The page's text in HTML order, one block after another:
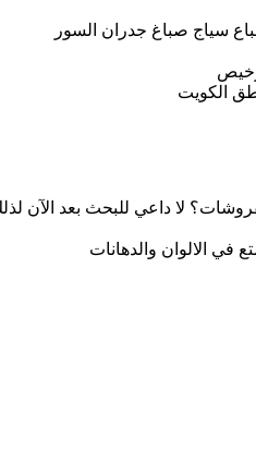
سياج صباغ جدران السور
الكويت
لا داعي للبحث بعد الآن
في الالوان والدهانات